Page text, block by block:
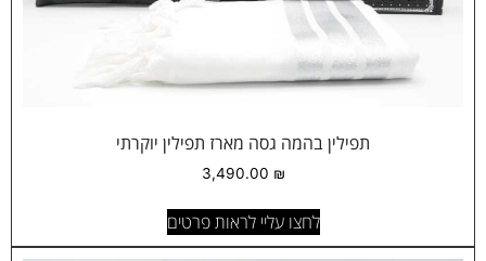
תפילין בהמה גסה מארז תפילין יוקרתי
3,490.00 ₪
לחצו עליי לראות פרטים